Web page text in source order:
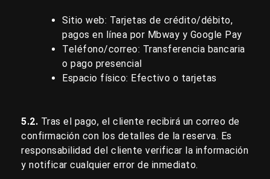
Sitio web: Tarjetas de crédito/débito,
pagos en línea por Mbway y Google Pay
Teléfono/correo: Transferencia bancaria
o pago presencial
Espacio físico: Efectivo o tarjetas
5.2. Tras el pago, el cliente recibirá un correo de
confirmación con los detalles de la reserva. Es
responsabilidad del cliente verificar la información
y notificar cualquier error de inmediato.